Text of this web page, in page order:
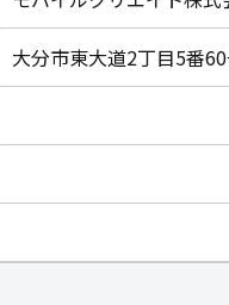
大分市東大道2丁目5番